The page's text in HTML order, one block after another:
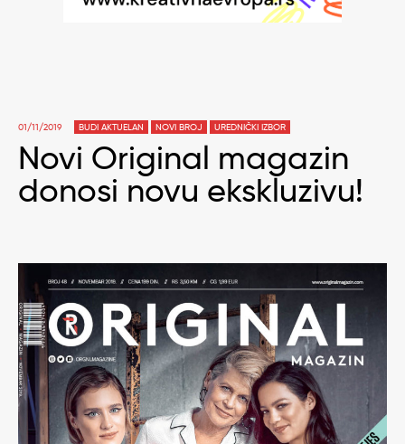
01/11/2019 BUDI AKTUELAN NOVI BROJ UREDNIČKI IZBOR
Novi Original magazin
donosi novu ekskluzivu!